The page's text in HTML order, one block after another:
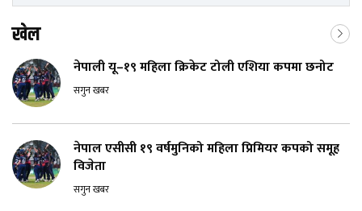
खेल
नेपाली यू–१९ महिला क्रिकेट टोली एशिया कपमा छनोट
सगुन खबर
नेपाल एसीसी १९ वर्षमुनिको महिला प्रिमियर कपको समूह
विजेता
सगुन खबर